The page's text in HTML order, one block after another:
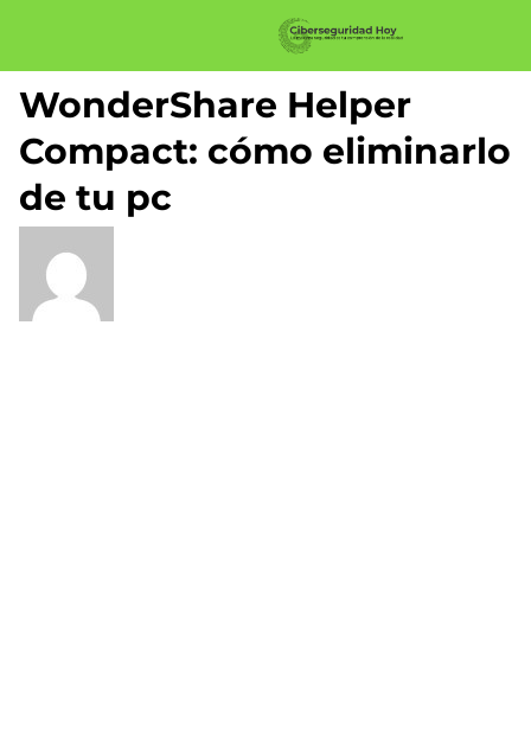
WonderShare Helper
Compact: cómo eliminarlo
de tu pc